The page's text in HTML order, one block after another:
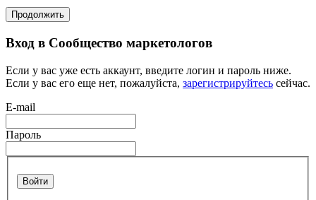
Продолжить
Вход в Сообщество маркетологов
Если у вас уже есть аккаунт, введите логин и пароль ниже.
Если у вас его еще нет, пожалуйста, зарегистрируйтесь сейчас.
E-mail
Пароль
Войти